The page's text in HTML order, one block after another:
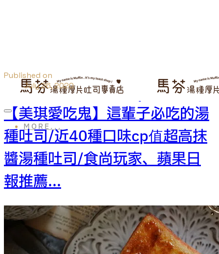
MORE...
Published on
July 26, 2020
【美琪愛吃鬼】這輩子必吃的湯
種吐司/近40種口味cp值超高抹
醬湯種吐司/食尚玩家、蘋果日
報推薦...